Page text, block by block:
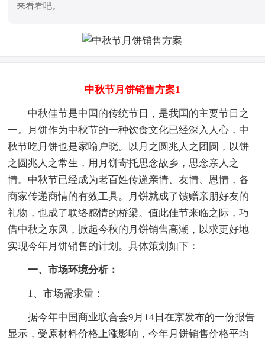
来看看吧。
中秋节月饼销售方案1
中秋佳节是中国的传统节日，是我国的主要节日之
一。月饼作为中秋节的一种饮食文化已经深入人心，中
秋节吃月饼也是家喻户晓。以月之圆兆人之团圆，以饼
之圆兆人之常生，用月饼寄托思念故乡，思念亲人之
情。中秋节已经成为老百姓传递亲情、友情、恩情，各
商家传递商情的有效工具。月饼就成了馈赠亲朋好友的
礼物，也成了联络感情的桥梁。值此佳节来临之际，巧
借中秋之东风，掀起今秋的月饼销售高潮，以求更好地
实现今年月饼销售的计划。具体策划如下：
一、市场环境分析：
1、市场需求量：
据今年中国商业联合会9月14日在京发布的一份报告
显示，受原材料价格上涨影响，今年月饼销售价格平均